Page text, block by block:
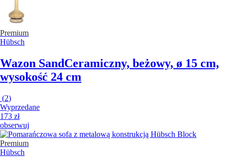
Premium
Hübsch
Wazon SandCeramiczny, beżowy, ø 15 cm,
wysokość 24 cm
(2)
Wyprzedane
173 zł
obserwuj
Premium
Hübsch